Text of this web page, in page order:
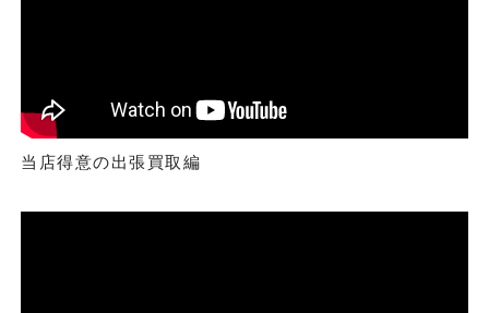
当店得意の出張買取編